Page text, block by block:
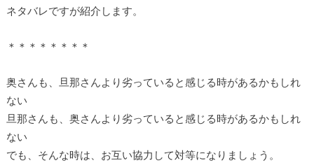
ネタバレですが紹介します。
＊＊＊＊＊＊＊＊
奥さんも、旦那さんより劣っていると感じる時があるかもしれ
ない
旦那さんも、奥さんより劣っていると感じる時があるかもしれ
ない
でも、そんな時は、お互い協力して対等になりましょう。